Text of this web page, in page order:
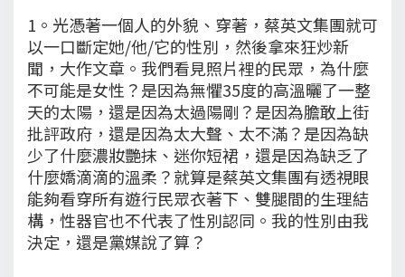
1。光憑著一個人的外貌、穿著，蔡英文集團就可
以一口斷定她/他/它的性別，然後拿來狂炒新
聞，大作文章。我們看見照片裡的民眾，為什麼
不可能是女性？是因為無懼35度的高溫曬了一整
天的太陽，還是因為太過陽剛？是因為膽敢上街
批評政府，還是因為太大聲、太不滿？是因為缺
少了什麼濃妝艷抹、迷你短裙，還是因為缺乏了
什麼嬌滴滴的溫柔？就算是蔡英文集團有透視眼
能夠看穿所有遊行民眾衣著下、雙腿間的生理結
構，性器官也不代表了性別認同。我的性別由我
決定，還是黨媒說了算？